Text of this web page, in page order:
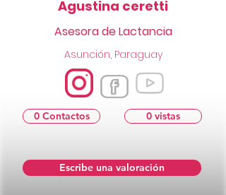
Escribe una valoración
0 Contactos
Asunción, Paraguay
Agustina ceretti
Asesora de Lactancia
0 vistas